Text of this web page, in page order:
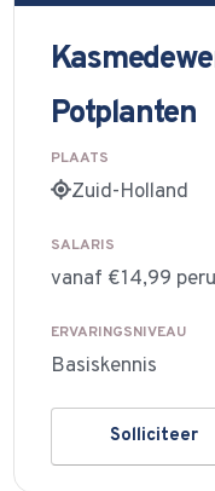
Potplanten
PLAATS
Zuid-Holland
SALARIS
vanaf €14,99
ERVARINGSNIVEAU
Basiskennis
Solliciteer